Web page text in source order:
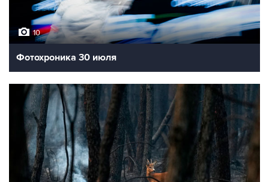
10
Фотохроника 30 июля